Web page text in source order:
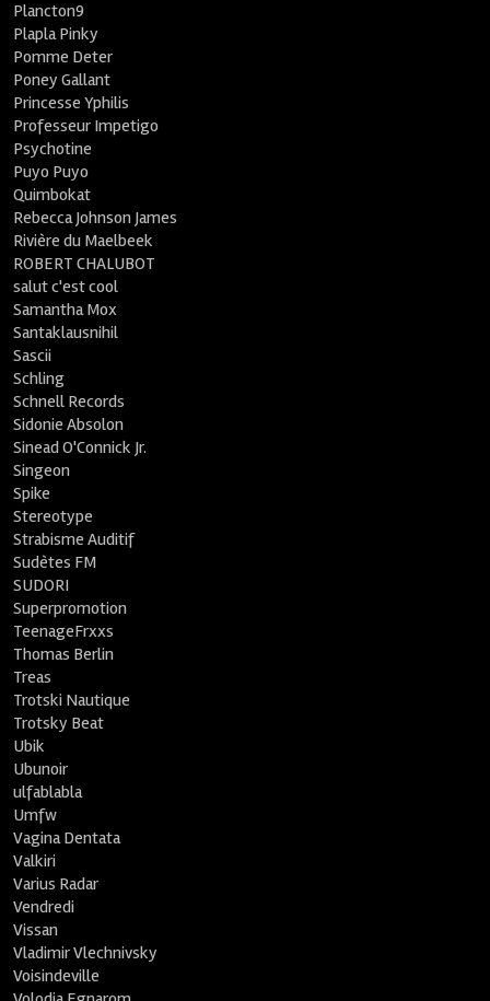
Plancton9
Plapla Pinky
Pomme Deter
Poney Gallant
Princesse Yphilis
Professeur Impetigo
Psychotine
Puyo Puyo
Quimbokat
Rebecca Johnson James
Rivière du Maelbeek
ROBERT CHALUBOT
salut c'est cool
Samantha Mox
Santaklausnihil
Sascii
Schling
Schnell Records
Sidonie Absolon
Sinead O'Connick Jr.
Singeon
Spike
Stereotype
Strabisme Auditif
Sudètes FM
SUDORI
Superpromotion
TeenageFrxxs
Thomas Berlin
Treas
Trotski Nautique
Trotsky Beat
Ubik
Ubunoir
ulfablabla
Umfw
Vagina Dentata
Valkiri
Varius Radar
Vendredi
Vissan
Vladimir Vlechnivsky
Voisindeville